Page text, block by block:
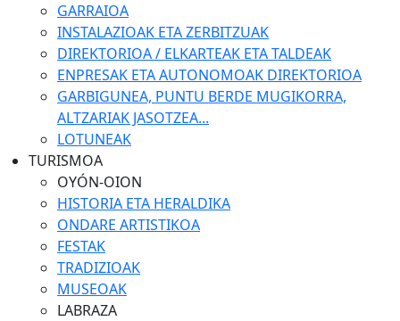
GARRAIOA
INSTALAZIOAK ETA ZERBITZUAK
DIREKTORIOA / ELKARTEAK ETA TALDEAK
ENPRESAK ETA AUTONOMOAK DIREKTORIOA
GARBIGUNEA, PUNTU BERDE MUGIKORRA,
ALTZARIAK JASOTZEA...
LOTUNEAK
TURISMOA
OYÓN-OION
HISTORIA ETA HERALDIKA
ONDARE ARTISTIKOA
FESTAK
TRADIZIOAK
MUSEOAK
LABRAZA